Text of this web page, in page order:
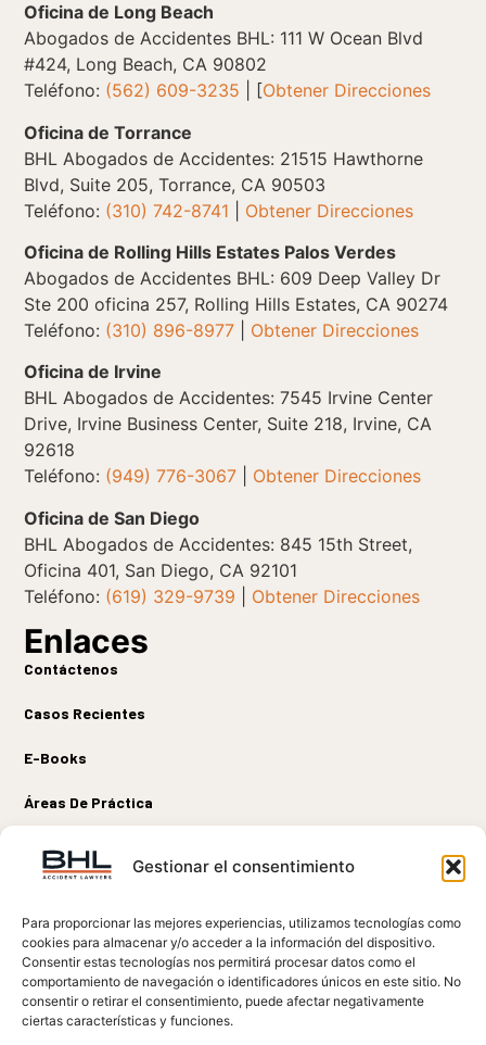
Gestionar el consentimiento
Para proporcionar las mejores experiencias, utilizamos tecnologías como
cookies para almacenar y/o acceder a la información del dispositivo.
Consentir estas tecnologías nos permitirá procesar datos como el
comportamiento de navegación o identificadores únicos en este sitio. No
consentir o retirar el consentimiento, puede afectar negativamente
ciertas características y funciones.
Oficina de Long Beach
Abogados de Accidentes BHL: 111 W Ocean Blvd
#424, Long Beach, CA 90802
Teléfono: (562) 609-3235 | [Obtener Direcciones
Oficina de Torrance
BHL Abogados de Accidentes: 21515 Hawthorne
Blvd, Suite 205, Torrance, CA 90503
Teléfono: (310) 742-8741
Obtener Direcciones
Oficina de Rolling Hills Estates Palos Verdes
Abogados de Accidentes BHL: 609 Deep Valley Dr
Ste 200 oficina 257, Rolling Hills Estates, CA 90274
Teléfono: (310) 896-8977
Obtener Direcciones
Oficina de Irvine
BHL Abogados de Accidentes: 7545 Irvine Center
Drive, Irvine Business Center, Suite 218, Irvine, CA
92618
Teléfono: (949) 776-3067
Obtener Direcciones
Oficina de San Diego
BHL Abogados de Accidentes: 845 15th Street,
Oficina 401, San Diego, CA 92101
Teléfono: (619) 329-9739 Obtener Direcciones
Enlaces
Contáctenos
Casos Recientes
E-Books
Áreas De Práctica
Sobre Nosotros
Conectar
DESCARGO DE RESPONSABILIDAD LEGAL: La información en este sitio
web es solo para fines informativos. La información en este sitio no debe
tomarse como asesoramiento legal para ningún caso o reclamo. La
información en este sitio no crea una relación abogado-cliente. Los
resultados que hemos logrado no garantizan ningún resultado similar para